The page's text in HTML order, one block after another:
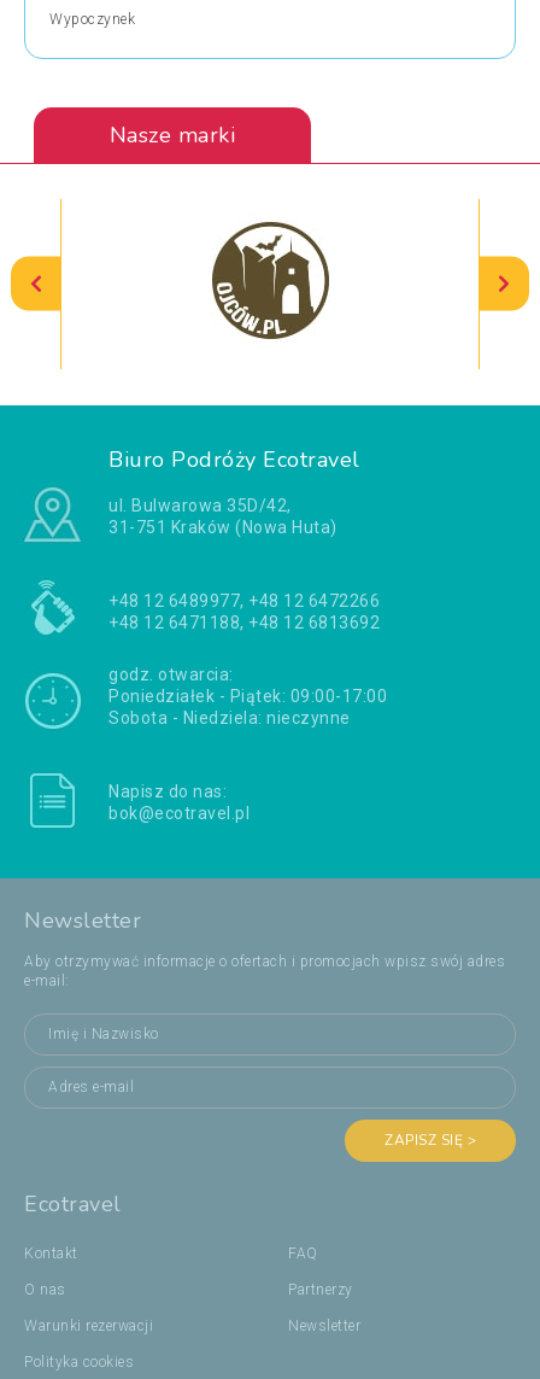
Wypoczynek
Nasze marki
Biuro Podróży Ecotravel
ul. Bulwarowa 35D/42,
31-751 Kraków (Nowa Huta)
+48 12 6489977, +48 12 6472266
+48 12 6471188, +48 12 6813692
godz. otwarcia:
Poniedziałek - Piątek: 09:00-17:00
Sobota - Niedziela: nieczynne
Napisz do nas:
bok@ecotravel.pl
Newsletter
Aby otrzymywać informacje o ofertach i promocjach wpisz swój adres
e-mail:
ZAPISZ SIĘ >
Ecotravel
Kontakt
O nas
Warunki rezerwacji
Polityka cookies
FAQ
Partnerzy
Newsletter